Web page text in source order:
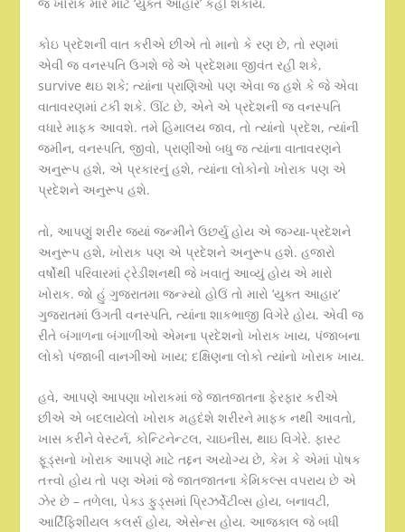
કોઇ પ્રદેશની વાત કરીએ છીએ તો માનો કે રણ છે, તો રણમાં
એવી જ વનસ્પતિ ઉગશે જે એ પ્રદેશમા જીવંત રહી શકે,
survive થઇ શકે; ત્યાંના પ્રાણિઓ પણ એવા જ હશે કે જે એવા
વાતાવરણમાં ટકી શકે. ઊંટ છે, એને એ પ્રદેશની જ વનસ્પતિ
વધારે માફક આવશે. તમે હિમાલય જાવ, તો ત્યાંનો પ્રદેશ, ત્યાંની
જમીન, વનસ્પતિ, જીવો, પ્રાણીઓ બધુ જ ત્યાંના વાતાવરણને
અનુરૂપ હશે, એ પ્રકારનું હશે, ત્યાંના લોકોનો ખોરાક પણ એ
પ્રદેશને અનુરૂપ હશે.
તો, આપણું શરીર જ્યાં જન્મીને ઉછર્યુ હોય એ જગ્યા-પ્રદેશને
અનુરૂપ હશે, ખોરાક પણ એ પ્રદેશને અનુરૂપ હશે. હજારો
વર્ષોથી પરિવારમાં ટ્રેડીશનથી જે ખવાતું આવ્યું હોય એ મારો
ખોરાક. જો હું ગુજરાતમા જન્મ્યો હોઉં તો મારો ‘યુક્ત આહાર’
ગુજરાતમાં ઉગતી વનસ્પતિ, ત્યાંના શાકભાજી વિગેરે હોય. એવી જ
રીતે બંગાળના બંગાળીઓ એમના પ્રદેશનો ખોરાક ખાય, પંજાબના
લોકો પંજાબી વાનગીઓ ખાય; દક્ષિણના લોકો ત્યાંનો ખોરાક ખાય.
હવે, આપણે આપણા ખોરાકમાં જે જાતજાતના ફેરફાર કરીએ
છીએ એ બદલાયેલો ખોરાક મહદંશે શરીરને માફક નથી આવતો,
ખાસ કરીને વેસ્ટર્ન, કોન્ટિનેન્ટલ, ચાઇનીસ, થાઇ વિગેરે. ફાસ્ટ
ફૂડ્સનો ખોરાક આપણે માટે તદ્દન અયોગ્ય છે, કેમ કે એમાં પોષક
તત્ત્વો હોય તો પણ એમાં જે જાતજાતના કેમિકલ્સ વપરાય છે એ
ઝેર છે – તળેલા, પેક્ડ ફુડ્સમાં પ્રિઝર્વેટીવ્સ હોય, બનાવટી,
આર્ટિફિશીયલ કલર્સ હોય, એસેન્સ હોય. આજકાલ જે બધી